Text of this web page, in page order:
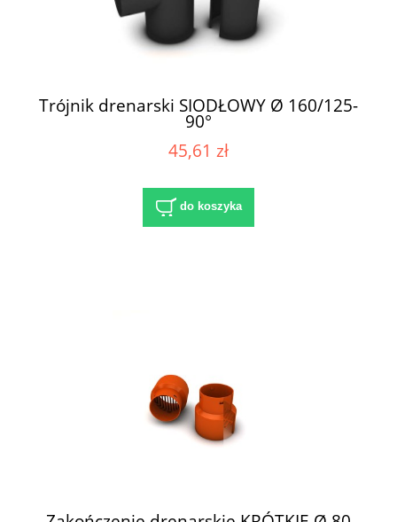
Trójnik drenarski SIODŁOWY Ø 160/125-
90°
45,61 zł
do koszyka